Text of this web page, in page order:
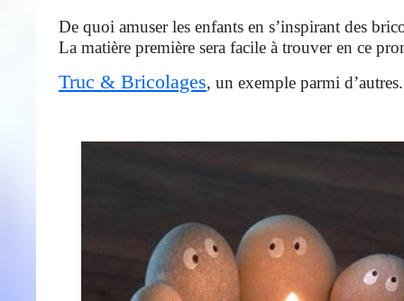
De quoi amuser les enfants en s’inspirant des
La matière première sera facile à trouver en ce
Truc & Bricolages, un exemple parmi d’autres.